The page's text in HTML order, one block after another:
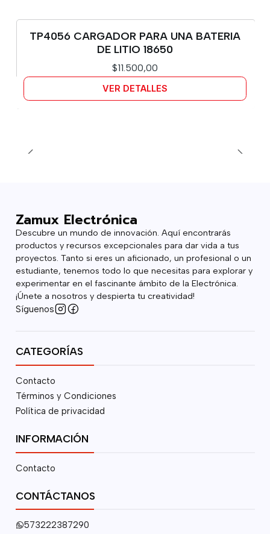
Agotado
TP4056 CARGADOR PARA UNA BATERIA
DE LITIO 18650
$11.500,00
VER DETALLES
Zamux Electrónica
Descubre un mundo de innovación. Aquí encontrarás
productos y recursos excepcionales para dar vida a tus
proyectos. Tanto si eres un aficionado, un profesional o un
estudiante, tenemos todo lo que necesitas para explorar y
experimentar en el fascinante ámbito de la Electrónica.
¡Únete a nosotros y despierta tu creatividad!
Síguenos
CATEGORÍAS
Contacto
Términos y Condiciones
Política de privacidad
INFORMACIÓN
Contacto
CONTÁCTANOS
573222387290